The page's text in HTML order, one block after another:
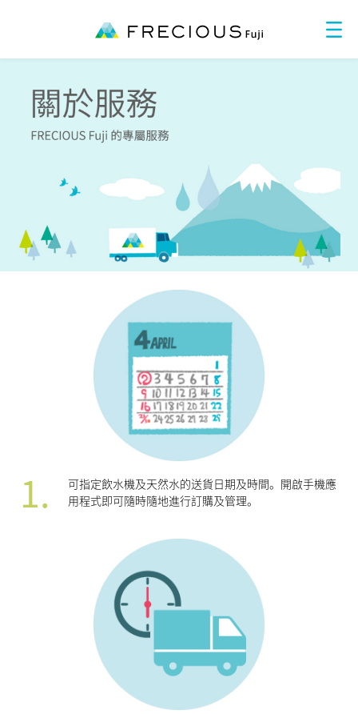
1.
可指定飲水機及天然水的送貨日期及時間。開啟手機應
用程式即可隨時隨地進行訂購及管理。